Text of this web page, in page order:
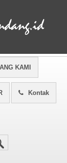
KAMI
Kontak